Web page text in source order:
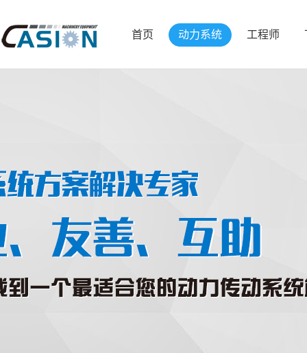
首页 动力系统 工程师